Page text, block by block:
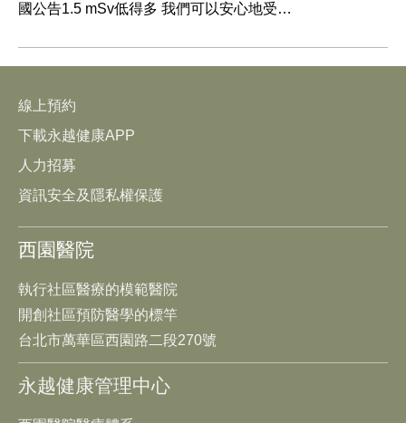
國公告1.5 mSv低得多 我們可以安心地受…
線上預約
下載永越健康APP
人力招募
資訊安全及隱私權保護
西園醫院
執行社區醫療的模範醫院
開創社區預防醫學的標竿
台北市萬華區西園路二段270號
永越健康管理中心